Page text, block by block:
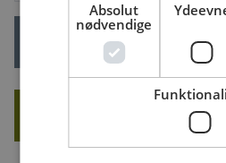
Glemt dit log
Absolut
nødvendige